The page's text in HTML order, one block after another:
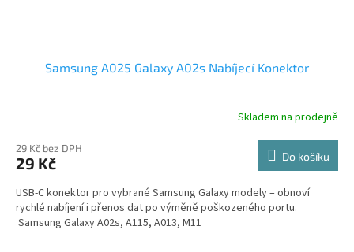
Samsung A025 Galaxy A02s Nabíjecí Konektor
Skladem na prodejně
29 Kč bez DPH
29 Kč Do košíku
USB-C konektor pro vybrané Samsung Galaxy modely – obnoví
rychlé nabíjení i přenos dat po výměně poškozeného portu.
Samsung Galaxy A02s, A115, A013, M11